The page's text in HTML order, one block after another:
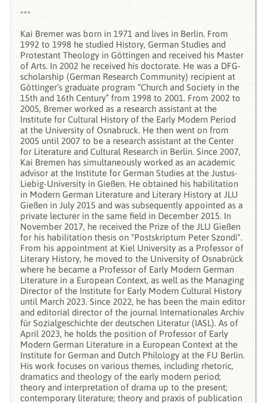
***
Kai Bremer was born in 1971 and lives in Berlin. From
1992 to 1998 he studied History, German Studies and
Protestant Theology in Göttingen and received his Master
of Arts. In 2002 he received his doctorate. He was a DFG-
scholarship (German Research Community) recipient at
Göttinger’s graduate program “Church and Society in the
15th and 16th Century” from 1998 to 2001. From 2002 to
2005, Bremer worked as a research assistant at the
Institute for Cultural History of the Early Modern Period
at the University of Osnabruck. He then went on from
2005 until 2007 to be a research assistant at the Center
for Literature and Cultural Research in Berlin. Since 2007,
Kai Bremen has simultaneously worked as an academic
advisor at the Institute for German Studies at the Justus-
Liebig-University in Gießen. He obtained his habilitation
in Modern German Literature and Literary History at JLU
Gießen in July 2015 and was subsequently appointed as a
private lecturer in the same field in December 2015. In
November 2017, he received the Prize of the JLU Gießen
for his habilitation thesis on "Postskriptum Peter Szondi".
From his appointment at Kiel University as a Professor of
Literary History, he moved to the University of Osnabrück
where he became a Professor of Early Modern German
Literature in a European Context, as well as the Managing
Director of the Institute for Early Modern Cultural History
until March 2023. Since 2022, he has been the main editor
and editorial director of the journal Internationales Archiv
für Sozialgeschichte der deutschen Literatur (IASL). As of
April 2023, he holds the position of Professor of Early
Modern German Literature in a European Context at the
Institute for German and Dutch Philology at the FU Berlin.
His work focuses on various themes, including rhetoric,
dramatics and theology of the early modern period;
theory and interpretation of drama up to the present;
contemporary literature; theory and praxis of publication